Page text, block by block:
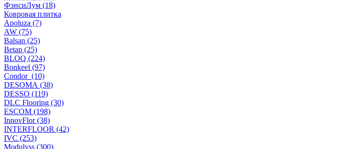
ФэнсиЛум (18)
Ковровая плитка
Apoluza (7)
AW (75)
Balsan (25)
Betap (25)
BLOQ (224)
Bonkeel (97)
Condor (10)
DESOMA (38)
DESSO (119)
DLC Flooring (30)
ESCOM (198)
InnovFlor (38)
INTERFLOOR (42)
IVC (253)
Modulyss (300)